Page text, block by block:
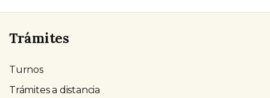
Trámites
Turnos
Trámites a distancia